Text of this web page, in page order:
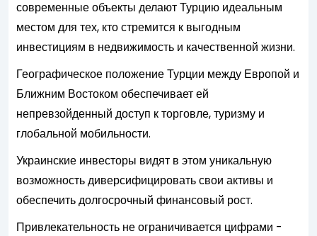
современные объекты делают Турцию идеальным
местом для тех, кто стремится к выгодным
инвестициям в недвижимость и качественной жизни.
Географическое положение Турции между Европой и
Ближним Востоком обеспечивает ей
непревзойденный доступ к торговле, туризму и
глобальной мобильности.
Украинские инвесторы видят в этом уникальную
возможность диверсифицировать свои активы и
обеспечить долгосрочный финансовый рост.
Привлекательность не ограничивается цифрами -